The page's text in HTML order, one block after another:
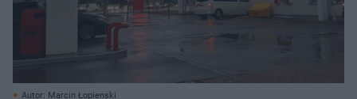
Autor: Marcin Łopienski